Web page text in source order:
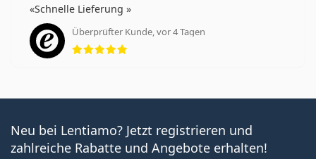
Wie lange kann man die Bausch + Lomb ULTRA
One Day Multifocal tragen?
Es ist ein Medizinprodukt. Lesen Sie vor dem Gebrauch
die Anleitung.
Schnelle Lieferung
Überprüfter Kunde, vor 4 Tagen
Bewertung 5 aus 5
Neu bei Lentiamo? Jetzt registrieren und
zahlreiche Rabatte und Angebote erhalten!